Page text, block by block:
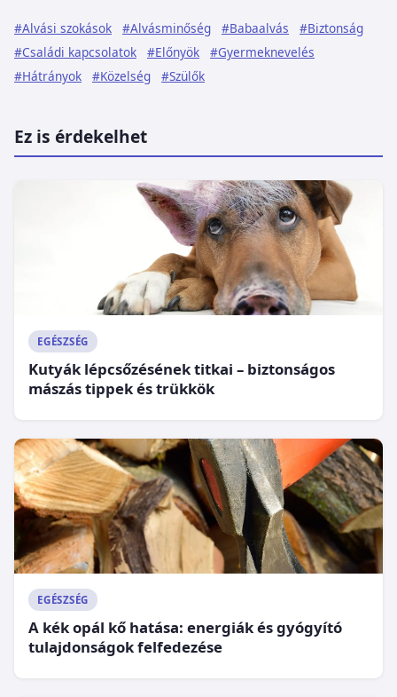
#Alvási szokások #Alvásminőség #Babaalvás
#Biztonság
#Családi kapcsolatok
#Előnyök
#Gyermeknevelés
#Hátrányok
#Közelség #Szülők
Ez is érdekelhet
EGÉSZSÉG
Kutyák lépcsőzésének titkai – biztonságos
mászás tippek és trükkök
EGÉSZSÉG
A kék opál kő hatása: energiák és gyógyító
tulajdonságok felfedezése